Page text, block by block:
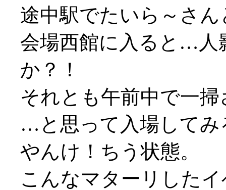
途中駅でたいら～さ
会場西館に入ると…人
か？！
それとも午前中で一
…と思って入場してみ
やんけ！ちう状態。
こんなマターリした